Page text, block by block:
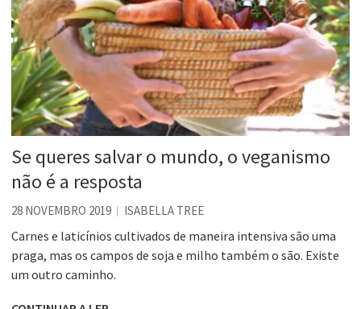
Se queres salvar o mundo, o veganismo
não é a resposta
28 NOVEMBRO 2019 ISABELLA TREE
Carnes e laticínios cultivados de maneira intensiva são uma
praga, mas os campos de soja e milho também o são. Existe
um outro caminho.